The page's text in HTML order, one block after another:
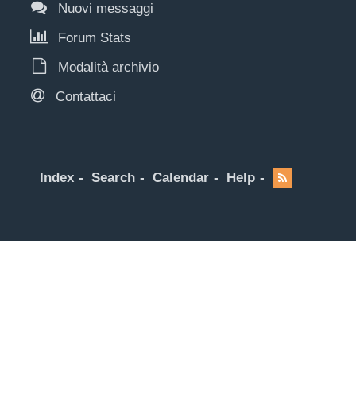
Nuovi messaggi
Forum Stats
Modalità archivio
Contattaci
Index Search Calendar Help